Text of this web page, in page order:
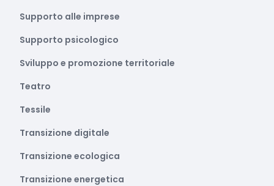
Supporto alle imprese
Supporto psicologico
Sviluppo e promozione territoriale
Teatro
Tessile
Transizione digitale
Transizione ecologica
Transizione energetica